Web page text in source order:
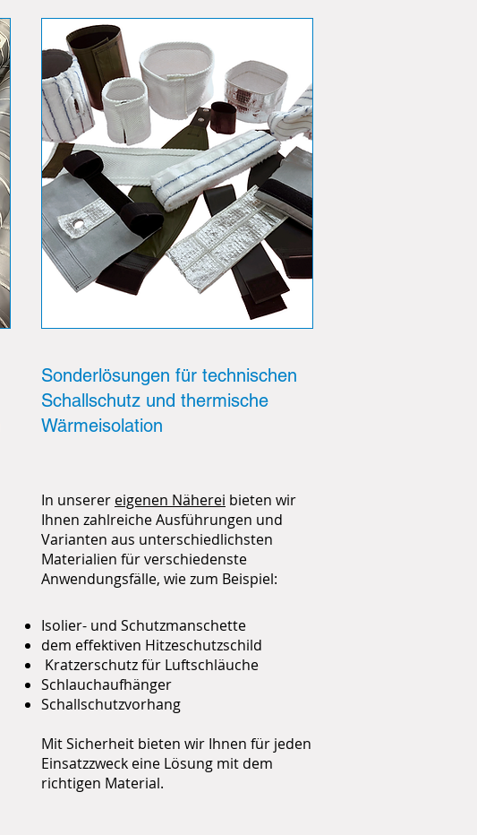
Sonderlösungen für technischen
Schallschutz und thermische
Wärmeisolation
In unserer eigenen Näherei bieten wir
Ihnen zahlreiche Ausführungen und
Varianten aus unterschiedlichsten
Materialien für verschiedenste
Anwendungsfälle, wie zum Beispiel:
Isolier- und Schutzmanschette
dem effektiven Hitzeschutzschild
Kratzerschutz für Luftschläuche
Schlauchaufhänger
Schallschutzvorhang
Mit Sicherheit bieten wir Ihnen für jeden
Einsatzzweck eine Lösung mit dem
richtigen Material.